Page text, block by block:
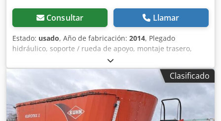
Consultar Llamar
Estado: usado, Año de fabricación: 2014, Plegado
hidráulico, soporte / rueda de apoyo, montaje trasero,
_____, sistema hidráulico de desplazamiento lateral,
transmisiones de los rotores en buen estado.
Clasificado